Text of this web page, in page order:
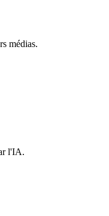
médias.
l'IA.